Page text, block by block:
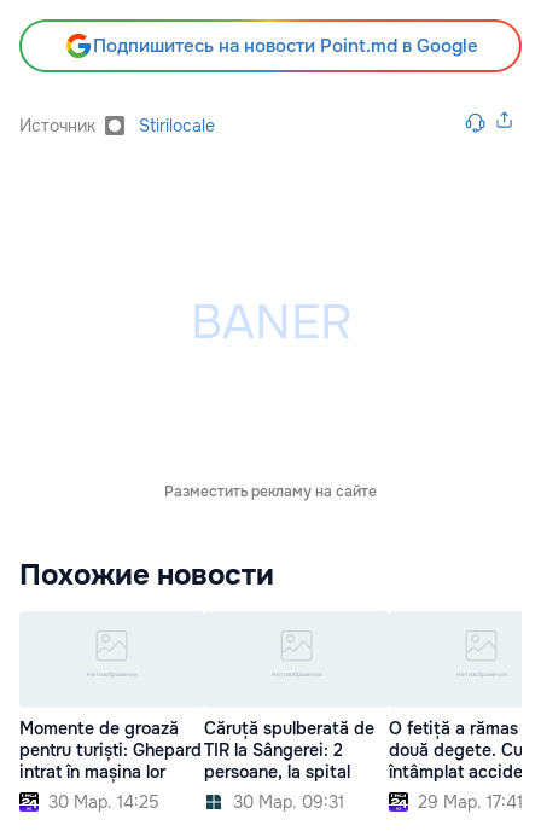
Подпишитесь на новости Point.md в Google
Источник Stirilocale
Разместить рекламу на сайте
Похожие новости
Momente de groază
pentru turiști: Ghepard
intrat în mașina lor
30 Мар. 14:25
Căruță spulberată de
TIR la Sângerei: 2
persoane, la spital
30 Мар. 09:31
O fetiță a rămas
două degete.
întâmplat
29 Мар. 17:41